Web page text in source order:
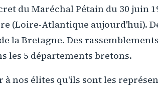
du Maréchal Pétain du 30 juin
(Loire-Atlantique aujourd'hui).
la Bretagne. Des
les 5 départements bretons.
à nos élites qu'ils sont les